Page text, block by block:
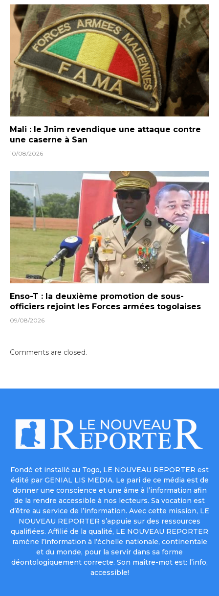
Mali : le Jnim revendique une attaque contre
une caserne à San
10/08/2026
Enso-T : la deuxième promotion de sous-
officiers rejoint les Forces armées togolaises
09/08/2026
Comments are closed.
Fondé et installé au Togo, LE NOUVEAU REPORTER est
édité par GENIAL LIS MEDIA. Le pari de ce média est de
donner une conscience et une âme à l’information afin
de la rendre accessible à nos lecteurs. Sa vocation est
d’être au service de l’information. Avec cette mission, LE
NOUVEAU REPORTER s’appuie sur des ressources
qualifiées. Affilié de la qualité, LE NOUVEAU REPORTER
ramène l’information à l’échelle nationale, continentale
et du monde, pour la servir dans sa forme
déontologiquement correcte. Son maître-mot est: l’info,
accessible!